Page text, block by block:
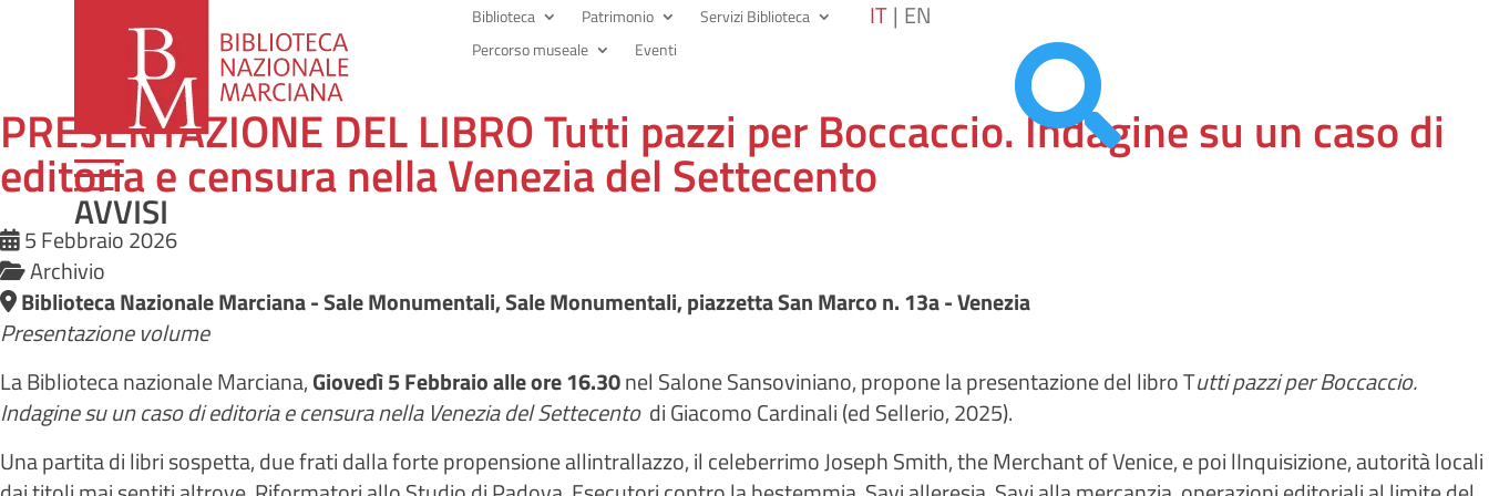
Biblioteca Patrimonio
Servizi Biblioteca
Percorso museale
Eventi
IT EN

AVVISI
PRESENTAZIONE DEL LIBRO Tutti pazzi per Boccaccio. Indagine su un caso di
editoria e censura nella Venezia del Settecento
5 Febbraio 2026
Archivio
Biblioteca Nazionale Marciana - Sale Monumentali, Sale Monumentali, piazzetta San Marco n. 13a - Venezia
Presentazione volume
La Biblioteca nazionale Marciana,Giovedì 5 Febbraio alle ore 16.30nel Salone Sansoviniano, propone la presentazione del libro Tutti pazzi per Boccaccio.
Indagine su un caso di editoria e censura nella Venezia del Settecentodi Giacomo Cardinali (ed Sellerio, 2025).
Una partita di libri sospetta, due frati dalla forte propensione allintrallazzo, il celeberrimo Joseph Smith, the Merchant of Venice, e poi lInquisizione, autorità locali